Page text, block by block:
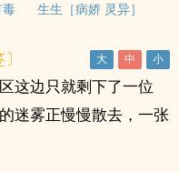
生生［病娇 灵异］
这边只就剩下了一位
迷雾正慢慢散去，一张